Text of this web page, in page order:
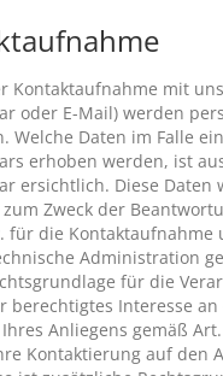
Kontaktaufnahme mit
oder E-Mail) werden
Welche Daten im Falle
erhoben werden, ist
ersichtlich. Diese Daten
Zweck der
für die Kontaktaufnahme
Administration
für die
berechtigtes Interesse
Anliegens gemäß
Kontaktierung auf den